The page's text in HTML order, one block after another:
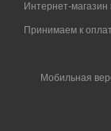
Интернет-
Принимаем к
Мобильная